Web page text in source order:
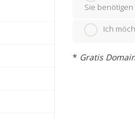
Sie
Ich
* Gratis